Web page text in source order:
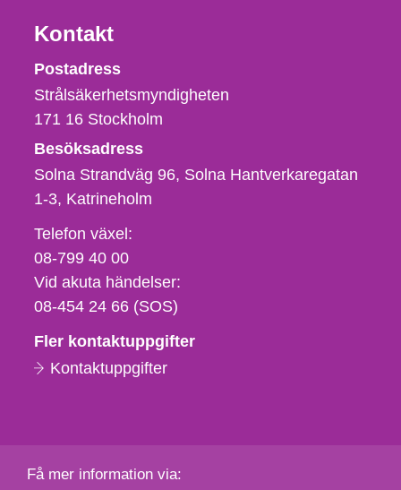
Kontakt
Strålsäkerhetsmyndigheten
Postadress
Strålsäkerhetsmyndigheten
171 16 Stockholm
Besöksadress
Solna Strandväg 96, Solna Hantverkaregatan
1-3 Katrineholm
Telefon,
fax
och
e-
Telefon växel:
08-799 40 00
Vid akuta händelser:
08-454 24 66 (SOS)
Fler kontaktuppgifter
Kontaktuppgifter
Få mer information via: